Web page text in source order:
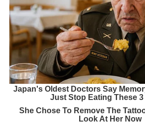
Japan's Oldest Doctors Say
Just Stop Eating These
She Chose To Remove The
Look At Her Now